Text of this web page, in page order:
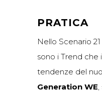
PRATICA
Nello Scenario
sono i Trend
tendenze del
Generation WE